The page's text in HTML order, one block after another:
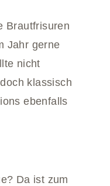
Brautfrisuren
Jahr gerne
nicht
klassisch
ebenfalls
Da ist zum